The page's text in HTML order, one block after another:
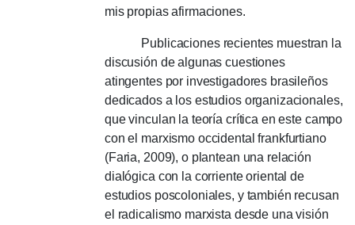
mis propias afirmaciones.
Publicaciones recientes muestran la
discusión de algunas cuestiones
atingentes por investigadores brasileños
dedicados a los estudios organizacionales,
que vinculan la teoría crítica en este campo
con el marxismo occidental frankfurtiano
(Faria, 2009), o plantean una relación
dialógica con la corriente oriental de
estudios poscoloniales, y también recusan
el radicalismo marxista desde una visión